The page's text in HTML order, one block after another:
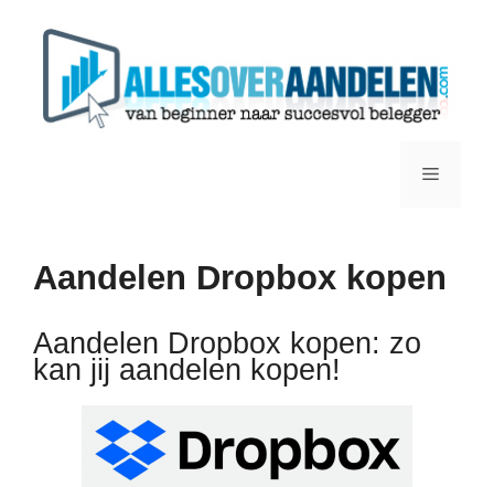
Menu
Aandelen Dropbox kopen
Aandelen Dropbox kopen: zo
kan jij aandelen kopen!